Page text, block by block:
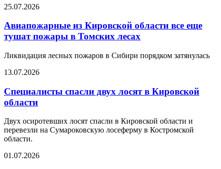
25.07.2026
Авиапожарные из Кировской области все еще
тушат пожары в Томских лесах
Ликвидация лесных пожаров в Сибири порядком затянулась
13.07.2026
Специалисты спасли двух лосят в Кировской
области
Двух осиротевших лосят спасли в Кировской области и
перевезли на Сумароковскую лосеферму в Костромской
области.
01.07.2026